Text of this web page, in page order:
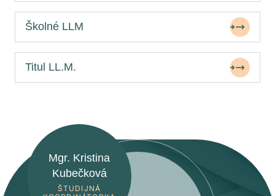
Školné LLM
Titul LL.M.
Mgr. Kristina
Kubečková
ŠTUDIJNÁ